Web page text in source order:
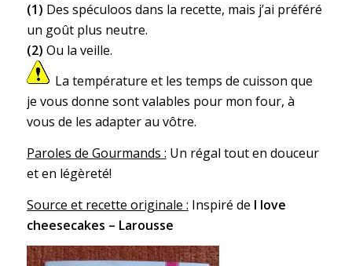
(1) Des spéculoos dans la recette, mais j’ai préféré
un goût plus neutre.
(2) Ou la veille.
La température et les temps de cuisson que
je vous donne sont valables pour mon four, à
vous de les adapter au vôtre.
Paroles de Gourmands : Un régal tout en douceur
et en légèreté!
Source et recette originale : Inspiré de I love
cheesecakes – Larousse